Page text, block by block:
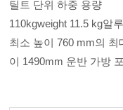
틸트 단위 하중 용량
110kgweight 11.5 kg알
최소 높이 760 mm의 최
이 1490mm 운반 가방